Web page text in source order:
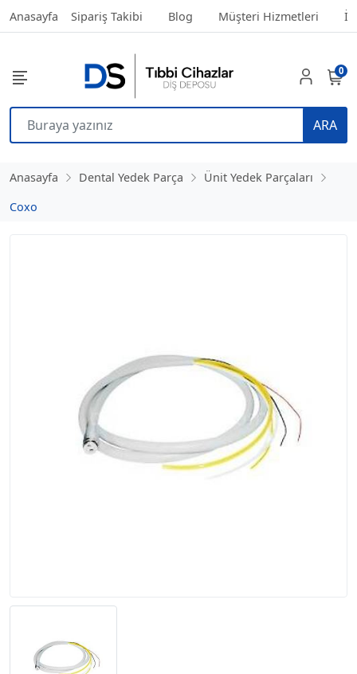
Anasayfa Sipariş Takibi Blog Müşteri Hizmetleri
ARA
0
Anasayfa Dental Yedek Parça
Ünit Yedek Parçaları
Coxo